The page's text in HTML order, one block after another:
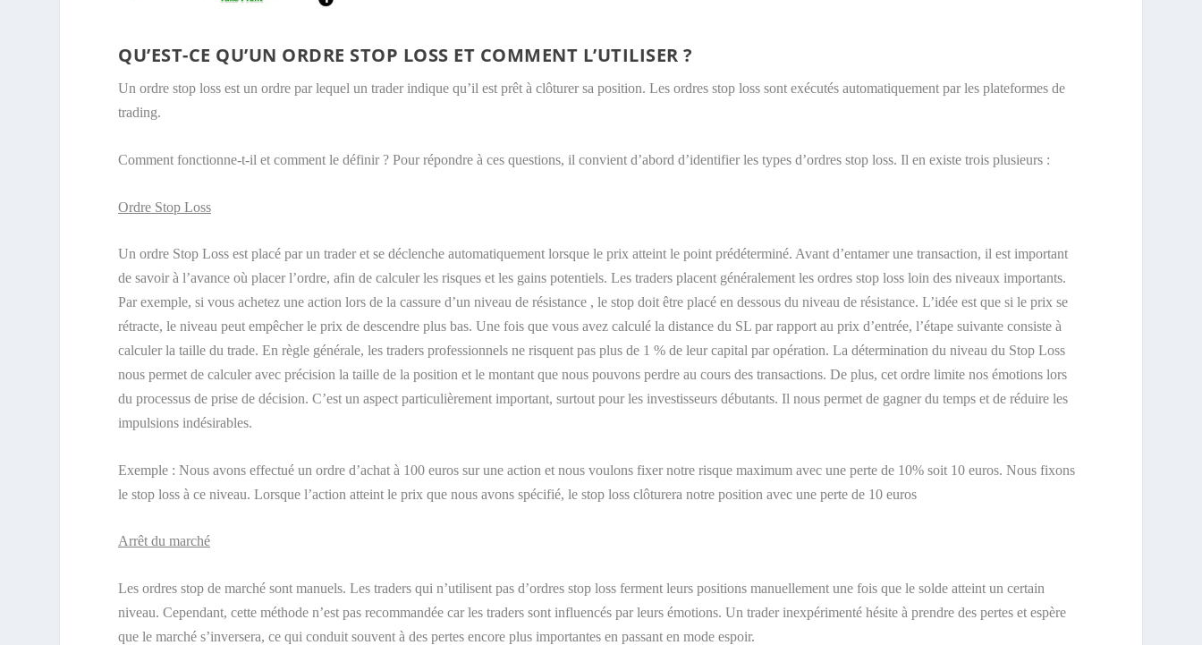
QU’EST-CE QU’UN ORDRE STOP LOSS ET COMMENT L’UTILISER ?
Un ordre stop loss est un ordre par lequel un trader indique qu’il est prêt à clôturer sa position. Les ordres stop loss sont exécutés automatiquement par les plateformes de
trading.
Comment fonctionne-t-il et comment le définir ? Pour répondre à ces questions, il convient d’abord d’identifier les types d’ordres stop loss. Il en existe trois plusieurs :
Ordre Stop Loss
Un ordre Stop Loss est placé par un trader et se déclenche automatiquement lorsque le prix atteint le point prédéterminé. Avant d’entamer une transaction, il est important
de savoir à l’avance où placer l’ordre, afin de calculer les risques et les gains potentiels. Les traders placent généralement les ordres stop loss loin des niveaux importants.
Par exemple, si vous achetez une action lors de la cassure d’un niveau de résistance , le stop doit être placé en dessous du niveau de résistance. L’idée est que si le prix se
rétracte, le niveau peut empêcher le prix de descendre plus bas. Une fois que vous avez calculé la distance du SL par rapport au prix d’entrée, l’étape suivante consiste à
calculer la taille du trade. En règle générale, les traders professionnels ne risquent pas plus de 1 % de leur capital par opération. La détermination du niveau du Stop Loss
nous permet de calculer avec précision la taille de la position et le montant que nous pouvons perdre au cours des transactions. De plus, cet ordre limite nos émotions lors
du processus de prise de décision. C’est un aspect particulièrement important, surtout pour les investisseurs débutants. Il nous permet de gagner du temps et de réduire les
impulsions indésirables.
Exemple : Nous avons effectué un ordre d’achat à 100 euros sur une action et nous voulons fixer notre risque maximum avec une perte de 10% soit 10 euros. Nous fixons
le stop loss à ce niveau. Lorsque l’action atteint le prix que nous avons spécifié, le stop loss clôturera notre position avec une perte de 10 euros
Arrêt du marché
Les ordres stop de marché sont manuels. Les traders qui n’utilisent pas d’ordres stop loss ferment leurs positions manuellement une fois que le solde atteint un certain
niveau. Cependant, cette méthode n’est pas recommandée car les traders sont influencés par leurs émotions. Un trader inexpérimenté hésite à prendre des pertes et espère
que le marché s’inversera, ce qui conduit souvent à des pertes encore plus importantes en passant en mode espoir.